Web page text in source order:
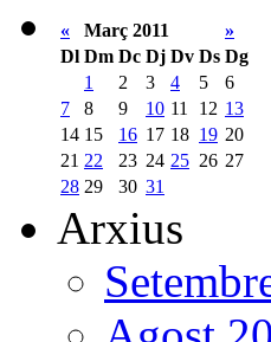
« Març 2011
»
Dl Dm Dc Dj Dv Ds Dg
1
2 3 4 5
6
7
8 9 10 11 12 13
14 15 16 17 18 19 20
21 22 23 24 25 26 27
28 29 30 31
Arxius